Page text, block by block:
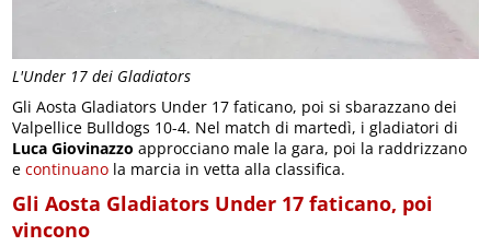
L'Under 17 dei Gladiators
Gli Aosta Gladiators Under 17 faticano, poi si sbarazzano dei
Valpellice Bulldogs 10-4. Nel match di martedì, i gladiatori di
Luca Giovinazzo approcciano male la gara, poi la raddrizzano
econtinuano la marcia in vetta alla classifica.
Gli Aosta Gladiators Under 17 faticano, poi
vincono